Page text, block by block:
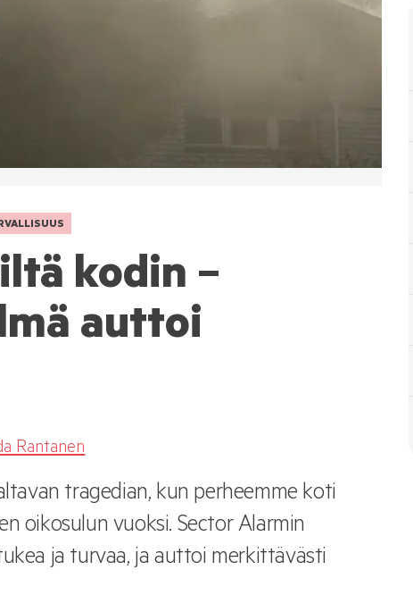
kodin –
auttoi
Rantanen
tragedian, kun perheemme koti
oikosulun vuoksi. Sector Alarmin
ja turvaa, ja auttoi merkittävästi